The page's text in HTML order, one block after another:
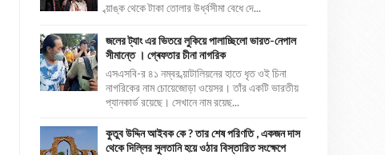
ব্য়াঙ্ক থেকে টাকা তোলার উর্ধ্বসীমা বেধে দে...
জলের ট্যাং এর ভিতরে লুকিয়ে পালাচ্ছিলো ভারত-নেপাল
সীমান্তে । গ্ৰেফতার চীনা নাগরিক
এসএসবি-র ৪১ নম্বর ব্য়াটালিয়নের হাতে ধৃত ওই চিনা
নাগরিকের নাম চোয়েজোড়া ওয়েসর। তাঁর একটি ভারতীয়
প্যানকার্ড রয়েছে। সেখানে নাম রয়েছ...
কুতুব উদ্দিন আইবক কে ? তার শেষ পরিণতি , একজন দাস
থেকে দিল্লির সুলতানি হয়ে ওঠার বিস্তারিত সংক্ষেপে